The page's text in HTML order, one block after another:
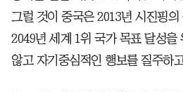
그럴 것이 중국은 2013년 시진핑
2049년 세계 1위 국가 목표 달성을
않고 자기중심적인 행보를 질주하